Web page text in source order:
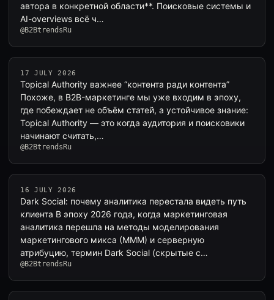
автора в конкретной области**. Поисковые системы и
AI-overviews всё ч…
@B2BtrendsRu
17 JULY 2026
Topical Authority важнее “контента ради контента”
Похоже, в B2B-маркетинге мы уже входим в эпоху,
где побеждает не объём статей, а устойчивое знание:
Topical Authority — это когда аудитория и поисковики
начинают считать,…
@B2BtrendsRu
16 JULY 2026
Dark Social: почему аналитика перестала видеть путь
клиента В эпоху 2026 года, когда маркетинговая
аналитика перешла на методы моделирования
маркетингового микса (MMM) и серверную
атрибуцию, термин Dark Social (скрытые с…
@B2BtrendsRu